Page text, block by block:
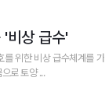
비상 급수'
위한 비상 급수체계를 가
뭄으로 토양 ...